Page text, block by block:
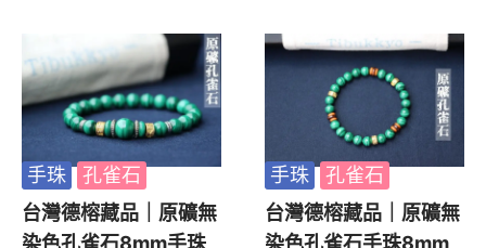
手珠
孔雀石
台灣德榕藏品｜原礦無
染色孔雀石8mm手珠
手珠
孔雀石
台灣德榕藏品｜原礦無
染色孔雀石手珠8mm